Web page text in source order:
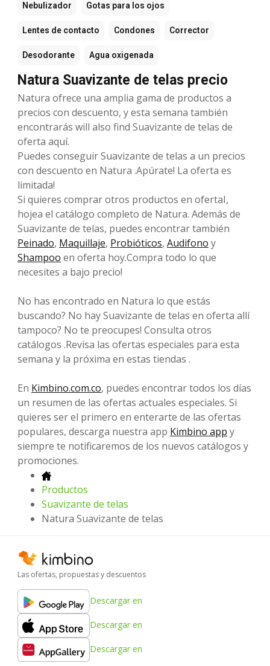
Nebulizador Gotas para los ojos
Lentes de contacto Condones Corrector
Desodorante Agua oxigenada
Natura Suavizante de telas precio
Natura ofrece una amplia gama de productos a
precios con descuento, y esta semana también
encontrarás will also find Suavizante de telas de
oferta aquí.
Puedes conseguir Suavizante de telas a un precios
con descuento en Natura .Apúrate! La oferta es
limitada!
Si quieres comprar otros productos en ofertaI,
hojea el catálogo completo de Natura. Además de
Suavizante de telas, puedes encontrar también
Peinado, Maquillaje, Probióticos, Audifono y
Shampoo en oferta hoy.Compra todo lo que
necesites a bajo precio!
No has encontrado en Natura lo que estás
buscando? No hay Suavizante de telas en oferta allí
tampoco? No te preocupes! Consulta otros
catálogos .Revisa las ofertas especiales para esta
semana y la próxima en estas tiendas .
En Kimbino.com.co, puedes encontrar todos los días
un resumen de las ofertas actuales especiales. Si
quieres ser el primero en enterarte de las ofertas
populares, descarga nuestra app Kimbino app y
siempre te notificaremos de los nuevos catálogos y
promociones.
Productos
Suavizante de telas
Natura Suavizante de telas
Las ofertas, propuestas y descuentos
Descargar en
Descargar en
Descargar en